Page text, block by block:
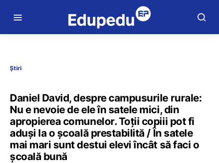
Știri
Daniel David, despre campusurile rurale:
Nu e nevoie de ele în satele mici, din
apropierea comunelor. Toții copiii pot fi
aduși la o școală prestabilită / În satele
mai mari sunt destui elevi încât să faci o
școală bună